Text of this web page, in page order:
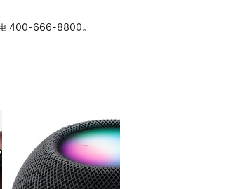
400-666-8800。
图库 图像 5